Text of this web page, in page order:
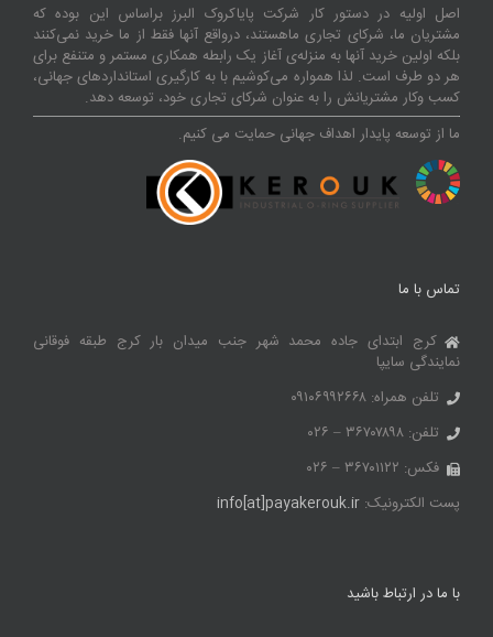
اصل اولیه در دستور کار شرکت پایاکروک البرز براساس این بوده که
مشتریان ما، شرکای تجاری ماهستند، درواقع آنها فقط از ما خرید نمی‌کنند
بلکه اولین خرید آنها به منزله‌ی آغاز یک رابطه همکاری مستمر و متنفع برای
هر دو طرف است. لذا همواره می‌کوشیم با به کارگیری استانداردهای جهانی،
کسب‌ و‌کار مشتریانش را به عنوان شرکای تجاری خود، توسعه دهد.
ما از توسعه پایدار اهداف جهانی حمایت می کنیم.
تماس با ما
کرج ابتدای جاده محمد شهر جنب میدان بار کرج طبقه فوقانی
نمایندگی سایپا
تلفن همراه: ۰۹۱۰۶۹۹۲۶۶۸
تلفن: ۳۶۷۰۷۸۹۸ – ۰۲۶
فکس: ۳۶۷۰۱۱۲۲ – ۰۲۶
پست الکترونیک: info[at]payakerouk.ir
با ما در ارتباط باشید